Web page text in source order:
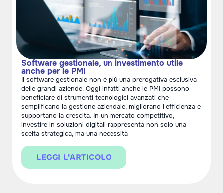
Software gestionale, un investimento utile
anche per le PMI
Il software gestionale non è più una prerogativa esclusiva
delle grandi aziende. Oggi infatti anche le PMI possono
beneficiare di strumenti tecnologici avanzati che
semplificano la gestione aziendale, migliorano l’efficienza e
supportano la crescita. In un mercato competitivo,
investire in soluzioni digitali rappresenta non solo una
scelta strategica, ma una necessità
LEGGI L'ARTICOLO